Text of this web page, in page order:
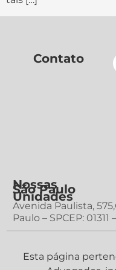
Contato
Nossas
Unidades
São Paulo
Avenida Paulista,
Paulo – SPCEP: 01311 –
Esta página